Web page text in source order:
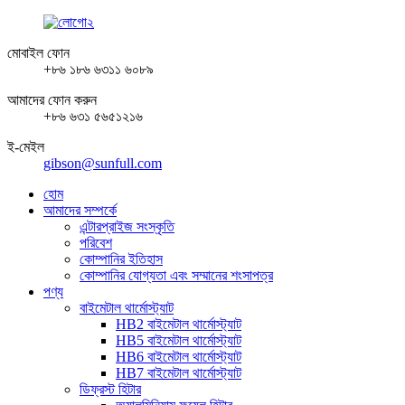
মোবাইল ফোন
+৮৬ ১৮৬ ৬৩১১ ৬০৮৯
আমাদের ফোন করুন
+৮৬ ৬৩১ ৫৬৫১২১৬
ই-মেইল
gibson@sunfull.com
হোম
আমাদের সম্পর্কে
এন্টারপ্রাইজ সংস্কৃতি
পরিবেশ
কোম্পানির ইতিহাস
কোম্পানির যোগ্যতা এবং সম্মানের শংসাপত্র
পণ্য
বাইমেটাল থার্মোস্ট্যাট
HB2 বাইমেটাল থার্মোস্ট্যাট
HB5 বাইমেটাল থার্মোস্ট্যাট
HB6 বাইমেটাল থার্মোস্ট্যাট
HB7 বাইমেটাল থার্মোস্ট্যাট
ডিফ্রস্ট হিটার